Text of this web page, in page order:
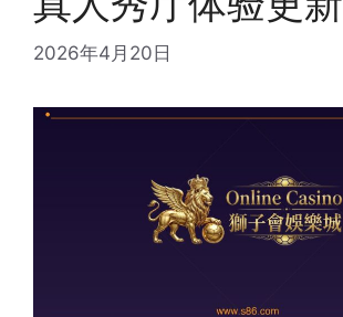
2026年4月20日